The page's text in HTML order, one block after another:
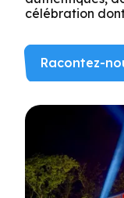
célébration
Racontez-